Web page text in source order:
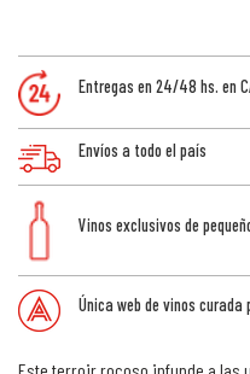
Entregas en 24/48 hs. en
Envíos a todo el país
Vinos exclusivos de
Única web de vinos